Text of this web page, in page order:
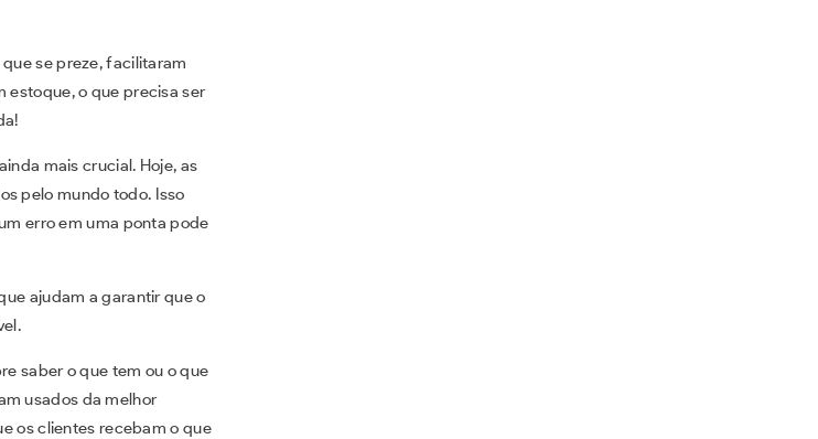
se preze, facilitaram
estoque, o que precisa ser
mais crucial. Hoje, as
pelo mundo todo. Isso
erro em uma ponta pode
ajudam a garantir que o
saber o que tem ou o que
usados da melhor
os clientes recebam o que